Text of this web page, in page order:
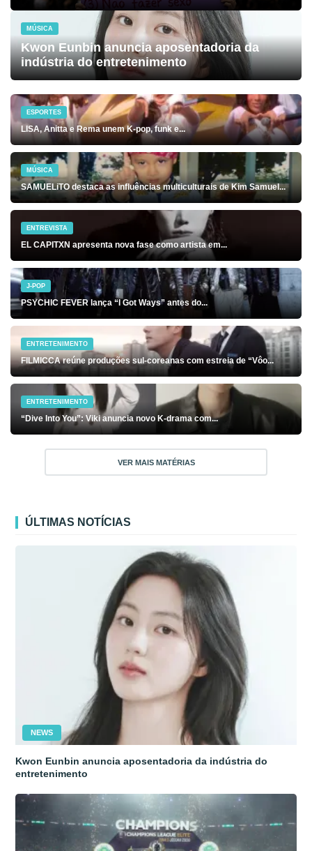
MÚSICA
Kwon Eunbin anuncia aposentadoria da
indústria do entretenimento
ESPORTES
LISA, Anitta e Rema unem K-pop, funk e...
MÚSICA
SAMUELiTO destaca as influências multiculturais de Kim Samuel...
ENTREVISTA
EL CAPITXN apresenta nova fase como artista em...
J-POP
PSYCHIC FEVER lança “I Got Ways” antes do...
ENTRETENIMENTO
FILMICCA reúne produções sul-coreanas com estreia de “Vôo...
ENTRETENIMENTO
“Dive Into You”: Viki anuncia novo K-drama com...
VER MAIS MATÉRIAS
ÚLTIMAS NOTÍCIAS
NEWS
Kwon Eunbin anuncia aposentadoria da indústria do
entretenimento